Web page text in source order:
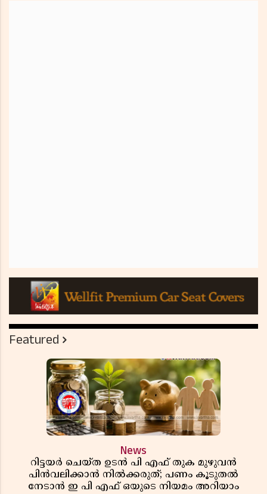
Featured
News
റിട്ടയർ ചെയ്ത ഉടൻ പി എഫ് തുക മുഴുവൻ
പിൻവലിക്കാൻ നിൽക്കരുത്; പണം കൂടുതൽ
നേടാൻ ഇ പി എഫ് ഒയുടെ നിയമം അറിയാം